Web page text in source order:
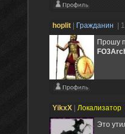
hoplit Гражданин
|
Прошу
YikxX Локализатор
Это